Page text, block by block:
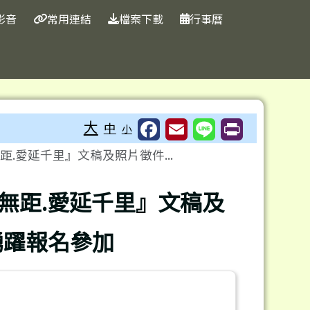
音 常用連結 檔案下載 行事曆
大 中 小
.愛延千里』文稿及照片徵件...
距.愛延千里』文稿及
報名參加